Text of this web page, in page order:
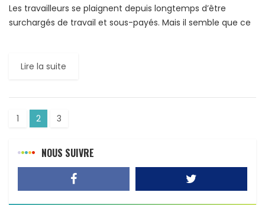
Les travailleurs se plaignent depuis longtemps d’être
surchargés de travail et sous-payés. Mais il semble que ce
Lire la suite
1 2 3
NOUS SUIVRE